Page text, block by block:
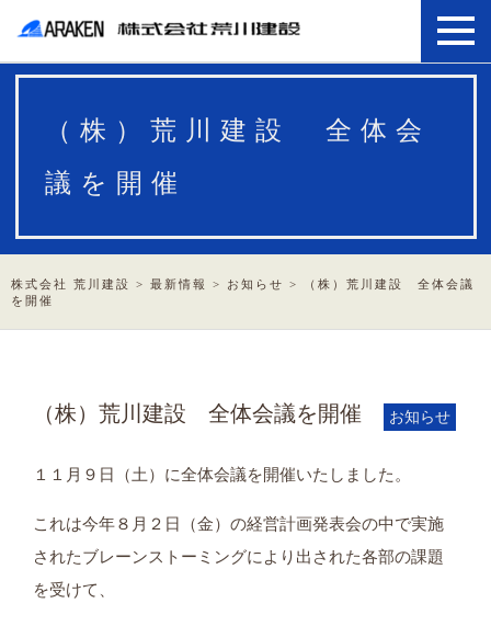
（株）荒川建設 全体会
議を開催
株式会社 荒川建設 > 最新情報 > お知らせ >
（株）荒川建設 全体会議
を開催
（株）荒川建設 全体会議を開催 お知らせ
１１月９日（土）に全体会議を開催いたしました。
これは今年８月２日（金）の経営計画発表会の中で実施
されたブレーンストーミングにより出された各部の課題
を受けて、